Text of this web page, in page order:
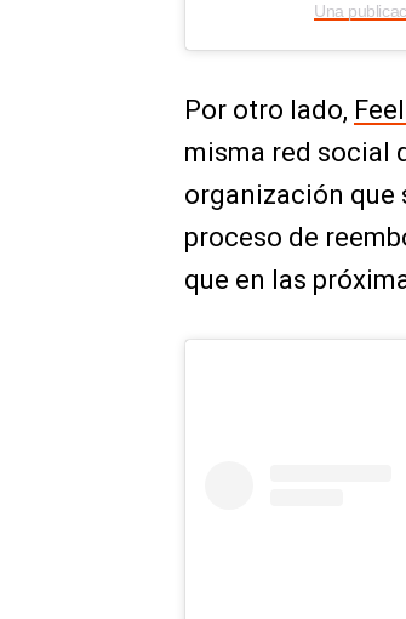
Una
Por otro lado,
misma red social
organización que
proceso de
que en las